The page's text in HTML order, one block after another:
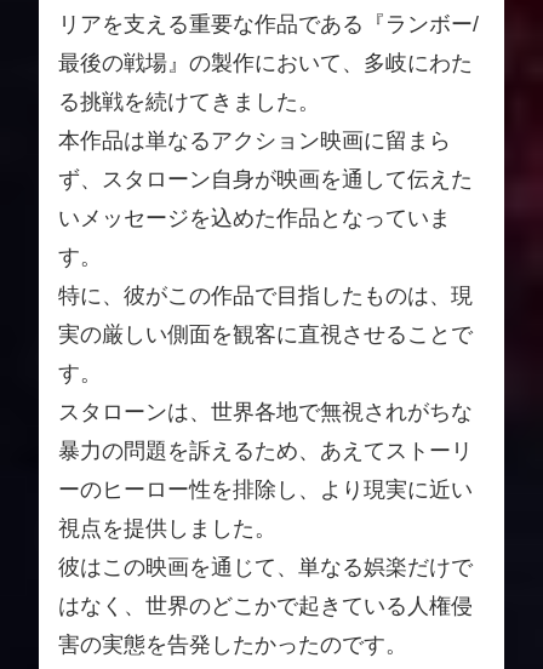
リアを支える重要な作品である『ランボー/
最後の戦場』の製作において、多岐にわた
る挑戦を続けてきました。
本作品は単なるアクション映画に留まら
ず、スタローン自身が映画を通して伝えた
いメッセージを込めた作品となっていま
す。
特に、彼がこの作品で目指したものは、現
実の厳しい側面を観客に直視させることで
す。
スタローンは、世界各地で無視されがちな
暴力の問題を訴えるため、あえてストーリ
ーのヒーロー性を排除し、より現実に近い
視点を提供しました。
彼はこの映画を通じて、単なる娯楽だけで
はなく、世界のどこかで起きている人権侵
害の実態を告発したかったのです。